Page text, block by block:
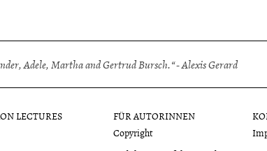
Adele, Martha and Gertrud Bursch.“ - Alexis Gerard
LECTURES
FÜR AUTORINNEN
Copyright